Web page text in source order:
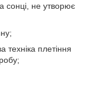
сонці, не утворює
техніка плетіння